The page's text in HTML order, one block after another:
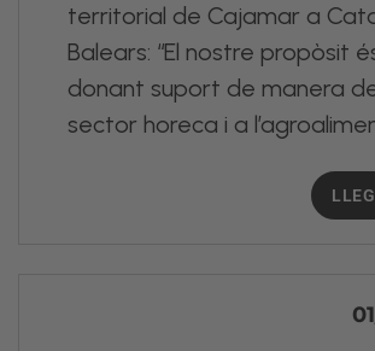
territorial de Cajamar a
Balears: “El nostre propòsit
donant suport de manera
sector horeca i a